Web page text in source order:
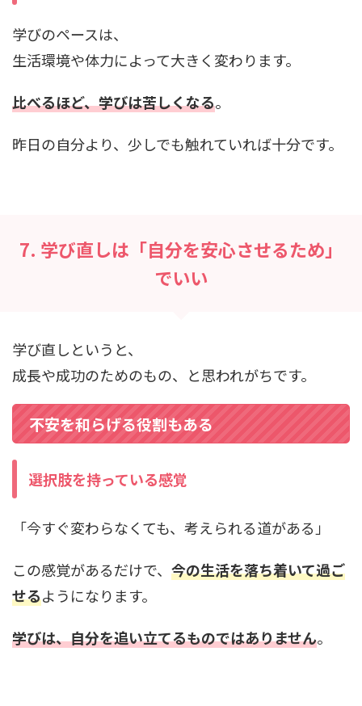
学びのペースは、
生活環境や体力によって大きく変わります。
比べるほど、学びは苦しくなる。
昨日の自分より、少しでも触れていれば十分です。
7. 学び直しは「自分を安心させるため」
でいい
学び直しというと、
成長や成功のためのもの、と思われがちです。
不安を和らげる役割もある
選択肢を持っている感覚
「今すぐ変わらなくても、考えられる道がある」
この感覚があるだけで、 今の生活を落ち着いて過ご
せるようになります。
学びは、自分を追い立てるものではありません。